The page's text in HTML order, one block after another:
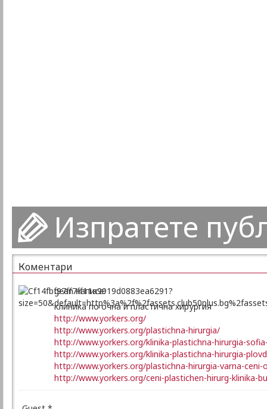
Изпратете
Коментари
gean написа:
клиника по очна и пластична хирургия
http://www.yorkers.org/
http://www.yorkers.org/plastichna-hirurgia/
http://www.yorkers.org/klinika-plastichna-hirurgia-
http://www.yorkers.org/klinika-plastichna-hirurgia-
http://www.yorkers.org/plastichna-hirurgia-varna-ceni-
http://www.yorkers.org/ceni-plastichen-hirurg-klinika-